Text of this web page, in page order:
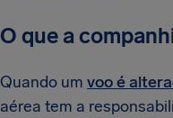
O que a
Quando um voo é
aérea tem a